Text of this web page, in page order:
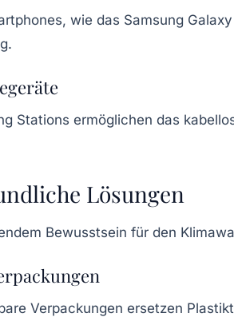
, wie das Samsung
Stations ermöglichen das
Lösungen
Bewusstsein für den
Verpackungen ersetzen